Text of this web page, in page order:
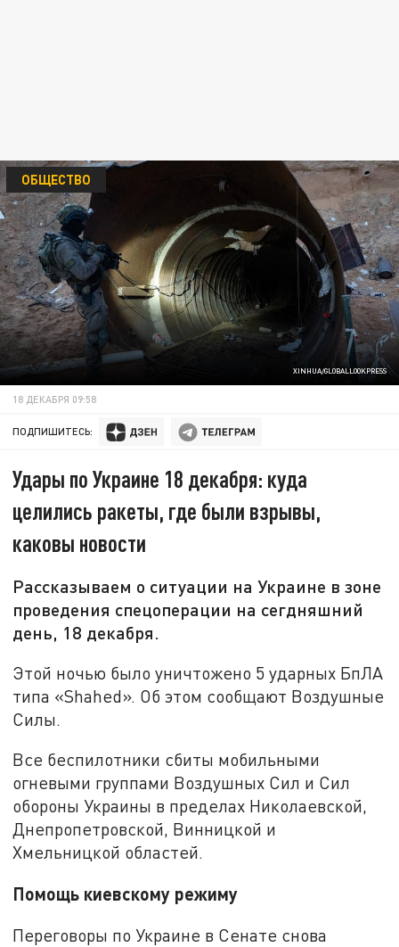
XINHUA/GLOBALLOOKPRESS
ОБЩЕСТВО
18 ДЕКАБРЯ 09:58
ПОДПИШИТЕСЬ:
Удары по Украине 18 декабря: куда
целились ракеты, где были взрывы,
каковы новости
Рассказываем о ситуации на Украине в зоне
проведения спецоперации на сегдняшний
день, 18 декабря.
Этой ночью было уничтожено 5 ударных БпЛА
типа «Shahed». Об этом сообщают Воздушные
Силы.
Все беспилотники сбиты мобильными
огневыми группами Воздушных Сил и Сил
обороны Украины в пределах Николаевской,
Днепропетровской, Винницкой и
Хмельницкой областей.
Помощь киевскому режиму
Переговоры по Украине в Сенате снова